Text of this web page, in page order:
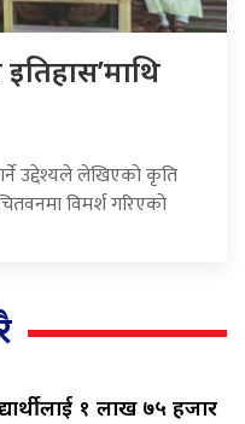
उद्देश्यले लेखिएको कृति
विमर्श गरिएको
१ लाख ७५ हजार